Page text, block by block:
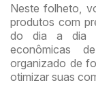
Neste folheto,
produtos com
do dia a dia
econômicas
organizado de
otimizar suas